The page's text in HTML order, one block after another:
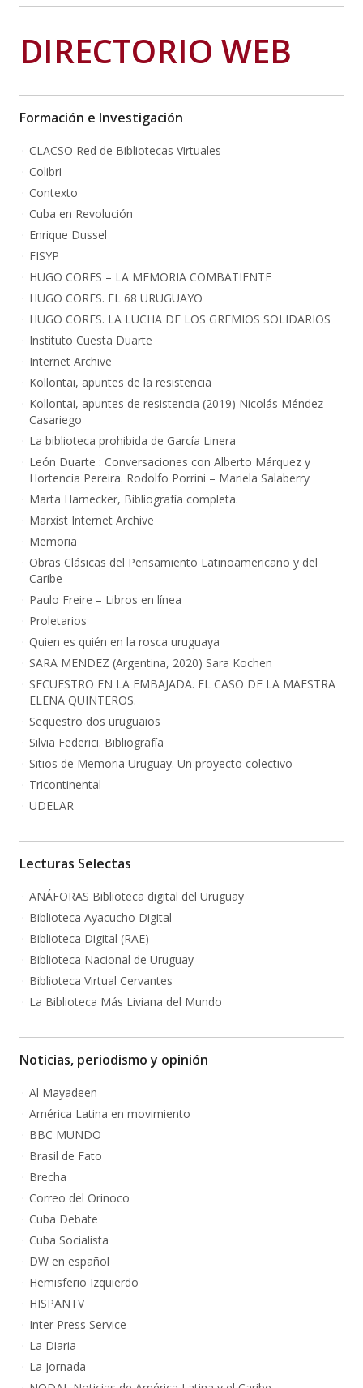
DIRECTORIO WEB
Formación e Investigación
CLACSO Red de Bibliotecas Virtuales
Colibri
Contexto
Cuba en Revolución
Enrique Dussel
FISYP
HUGO CORES – LA MEMORIA COMBATIENTE
HUGO CORES. EL 68 URUGUAYO
HUGO CORES. LA LUCHA DE LOS GREMIOS SOLIDARIOS
Instituto Cuesta Duarte
Internet Archive
Kollontai, apuntes de la resistencia
Kollontai, apuntes de resistencia (2019) Nicolás Méndez
Casariego
La biblioteca prohibida de García Linera
León Duarte : Conversaciones con Alberto Márquez y
Hortencia Pereira. Rodolfo Porrini – Mariela Salaberry
Marta Harnecker, Bibliografía completa.
Marxist Internet Archive
Memoria
Obras Clásicas del Pensamiento Latinoamericano y del
Caribe
Paulo Freire – Libros en línea
Proletarios
Quien es quién en la rosca uruguaya
SARA MENDEZ (Argentina, 2020) Sara Kochen
SECUESTRO EN LA EMBAJADA. EL CASO DE LA MAESTRA
ELENA QUINTEROS.
Sequestro dos uruguaios
Silvia Federici. Bibliografía
Sitios de Memoria Uruguay. Un proyecto colectivo
Tricontinental
UDELAR
Lecturas Selectas
ANÁFORAS Biblioteca digital del Uruguay
Biblioteca Ayacucho Digital
Biblioteca Digital (RAE)
Biblioteca Nacional de Uruguay
Biblioteca Virtual Cervantes
La Biblioteca Más Liviana del Mundo
Noticias, periodismo y opinión
Al Mayadeen
América Latina en movimiento
BBC MUNDO
Brasil de Fato
Brecha
Correo del Orinoco
Cuba Debate
Cuba Socialista
DW en español
Hemisferio Izquierdo
HISPANTV
Inter Press Service
La Diaria
La Jornada